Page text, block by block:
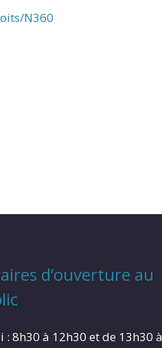
N360
d’ouverture au
: 8h30 à 12h30 et de 13h30 à